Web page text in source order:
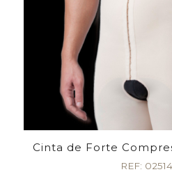
Cinta de Forte
REF: